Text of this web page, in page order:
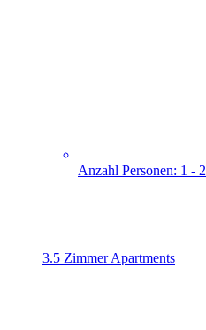
Anzahl Personen: 1 - 2
3.5 Zimmer Apartments​